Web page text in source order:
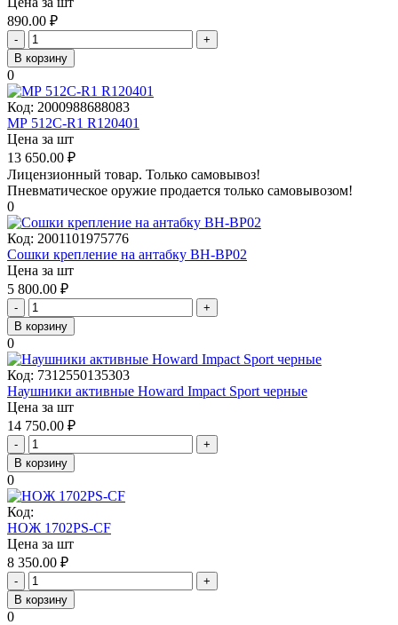
890.00 ₽
-
+
В корзину
0
Код: 2000988688083
МР 512C-R1 R120401
Цена за шт
13 650.00 ₽
Лицензионный товар. Только самовывоз!
Пневматическое оружие продается только самовывозом!
0
Код: 2001101975776
Сошки крепление на антабку BH-BP02
Цена за шт
5 800.00 ₽
-
+
В корзину
0
Код: 7312550135303
Наушники активные Howard Impact Sport черные
Цена за шт
14 750.00 ₽
-
+
В корзину
0
Код:
НОЖ 1702PS-CF
Цена за шт
8 350.00 ₽
-
+
В корзину
0